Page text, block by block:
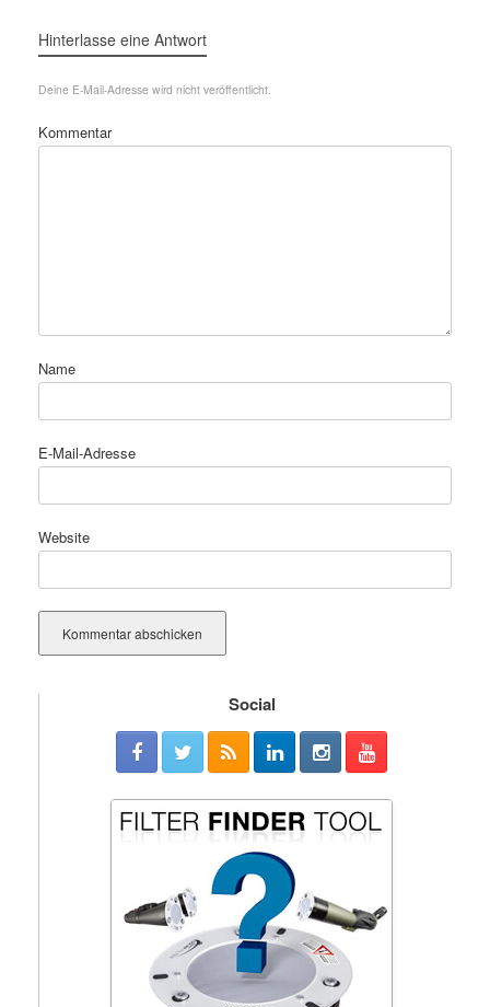
Hinterlasse eine Antwort
Deine E-Mail-Adresse wird nicht veröffentlicht.
Kommentar
Name
E-Mail-Adresse
Website
Social